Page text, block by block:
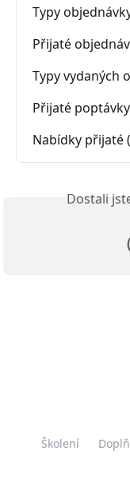
Typy
Přijaté
Typy vydaných
Přijaté
Nabídky přijaté
Dostali
Školení